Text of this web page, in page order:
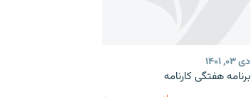
دی ۰۳, ۱۴۰۱
برنامه هفتگی کارنامه